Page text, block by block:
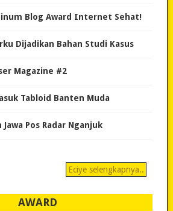
Blog Award Internet Sehat!
Dijadikan Bahan Studi Kasus
Magazine #2
Tabloid Banten Muda
Jawa Pos Radar Nganjuk
Eciye selengkapnya..
AWARD